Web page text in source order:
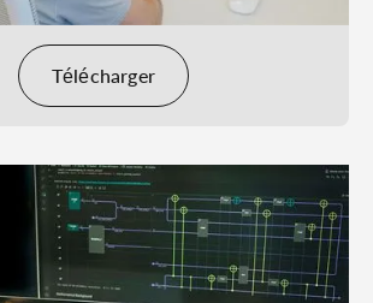
Télécharger